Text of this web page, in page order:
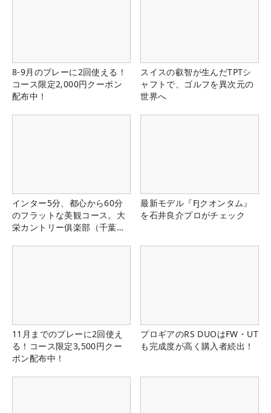
8-9月のプレーに2回使える！
コース限定2,000円クーポン
配布中！
スイスの叡智が生んだTPTシ
ャフトで、ゴルフを異次元の
世界へ
インター5分、都心から60分
のフラットな美観コース。大
栄カントリー俱楽部（千葉
最新モデル『FJクオンタム』
を石井良介プロがチェック
11月までのプレーに2回使え
る！コース限定3,500円クー
ポン配布中！
プロギアのRS DUOはFW・UT
も完成度が高く購入者続出！